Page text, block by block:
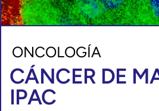
ONCOLOGÍA
CÁNCER DE
IPAC